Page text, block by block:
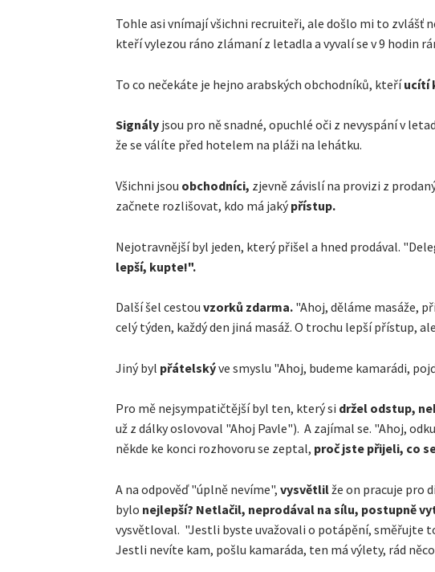
Tohle asi vnímají všichni recruiteři, ale došlo mi to zvlášť
kteří vylezou ráno zlámaní z letadla a vyvalí se v 9 hodin
To co nečekáte je hejno arabských obchodníků, kteříucítí
Signály jsou pro ně snadné, opuchlé oči z nevyspání v
že se válíte před hotelem na pláži na lehátku.
Všichni jsou obchodníci, zjevně závislí na provizi z
začnete rozlišovat, kdo má jaký přístup.
Nejotravnější byl jeden, který přišel a hned prodával.
lepší, kupte!".
Další šel cestou vzorků zdarma. "Ahoj, děláme masáže,
celý týden, každý den jiná masáž. O trochu lepší přístup,
Jiný byl přátelskýve smyslu "Ahoj, budeme kamarádi,
Pro mě nejsympatičtější byl ten, který si držel odstup,
už z dálky oslovoval "Ahoj Pavle"). A zajímal se. "Ahoj,
někde ke konci rozhovoru se zeptal, proč jste přijeli, co
A na odpověď "úplně nevíme", vysvětlil že on pracuje pro
bylo nejlepší? Netlačil, neprodával na sílu, postupně
vysvětloval. "Jestli byste uvažovali o potápění, směřujte
Jestli nevíte kam, pošlu kamaráda, ten má výlety, rád